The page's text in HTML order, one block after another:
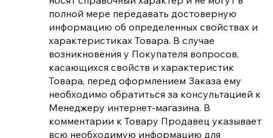
полной мере передавать достоверную
информацию об определенных свойствах и
характеристиках Товара. В случае
возникновения у Покупателя вопросов,
касающихся свойств и характеристик
Товара, перед оформлением Заказа ему
необходимо обратиться за консультацией к
Менеджеру интернет-магазина. В
комментарии к Товару Продавец указывает
всю необходимую информацию для